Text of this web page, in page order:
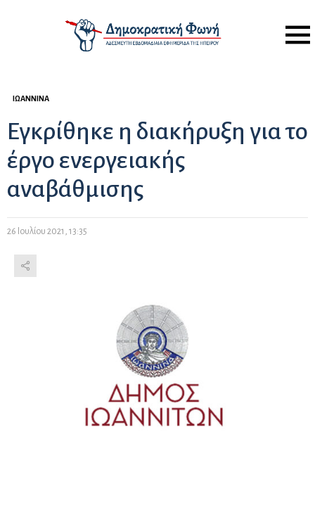
Menu
ΙΩΆΝΝΙΝΑ
Εγκρίθηκε η διακήρυξη για το
έργο ενεργειακής
αναβάθμισης
26 Ιουλίου 2021, 13:35